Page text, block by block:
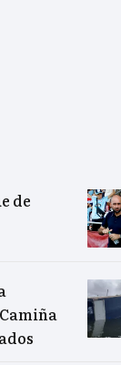
de